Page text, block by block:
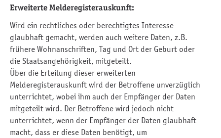
Erweiterte Melderegisterauskunft:
Wird ein rechtliches oder berechtigtes Interesse
glaubhaft gemacht, werden auch weitere Daten, z.B.
frühere Wohnanschriften, Tag und Ort der Geburt oder
die Staatsangehörigkeit, mitgeteilt.
Über die Erteilung dieser erweiterten
Melderegisterauskunft wird der Betroffene unverzüglich
unterrichtet, wobei ihm auch der Empfänger der Daten
mitgeteilt wird. Der Betroffene wird jedoch nicht
unterrichtet, wenn der Empfänger der Daten glaubhaft
macht, dass er diese Daten benötigt, um